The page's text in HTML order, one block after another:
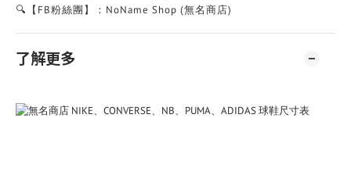
🔍【FB粉絲團】：NoName Shop (無名商店)
了解更多